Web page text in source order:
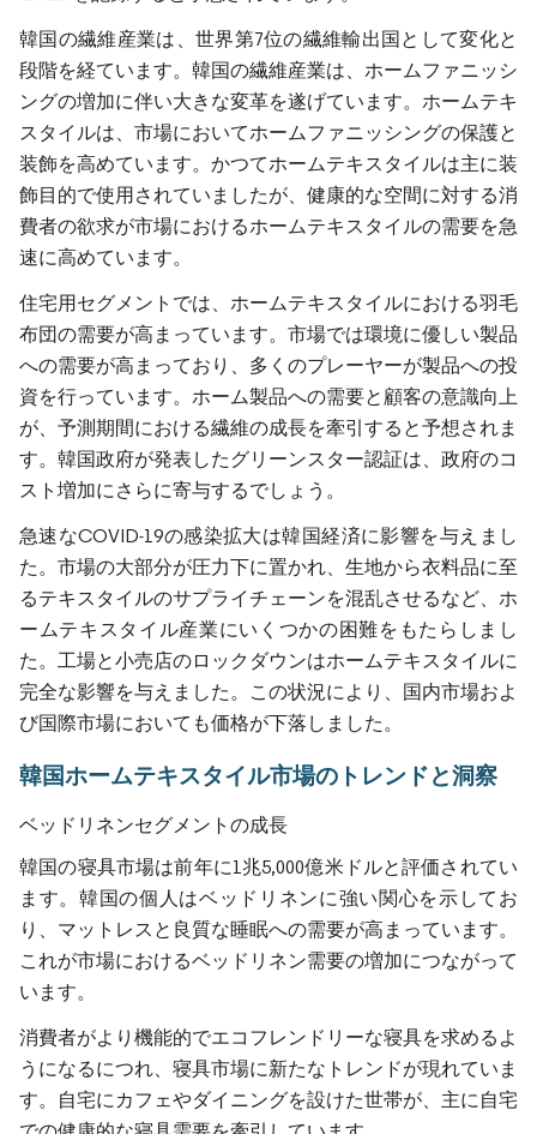
韓国の繊維産業は、世界第7位の繊維輸出国として変化と
段階を経ています。韓国の繊維産業は、ホームファニッシ
ングの増加に伴い大きな変革を遂げています。ホームテキ
スタイルは、市場においてホームファニッシングの保護と
装飾を高めています。かつてホームテキスタイルは主に装
飾目的で使用されていましたが、健康的な空間に対する消
費者の欲求が市場におけるホームテキスタイルの需要を急
速に高めています。
住宅用セグメントでは、ホームテキスタイルにおける羽毛
布団の需要が高まっています。市場では環境に優しい製品
への需要が高まっており、多くのプレーヤーが製品への投
資を行っています。ホーム製品への需要と顧客の意識向上
が、予測期間における繊維の成長を牽引すると予想されま
す。韓国政府が発表したグリーンスター認証は、政府のコ
スト増加にさらに寄与するでしょう。
急速なCOVID-19の感染拡大は韓国経済に影響を与えまし
た。市場の大部分が圧力下に置かれ、生地から衣料品に至
るテキスタイルのサプライチェーンを混乱させるなど、ホ
ームテキスタイル産業にいくつかの困難をもたらしまし
た。工場と小売店のロックダウンはホームテキスタイルに
完全な影響を与えました。この状況により、国内市場およ
び国際市場においても価格が下落しました。
韓国ホームテキスタイル市場のトレンドと洞察
ベッドリネンセグメントの成長
韓国の寝具市場は前年に1兆5,000億米ドルと評価されてい
ます。韓国の個人はベッドリネンに強い関心を示してお
り、マットレスと良質な睡眠への需要が高まっています。
これが市場におけるベッドリネン需要の増加につながって
います。
消費者がより機能的でエコフレンドリーな寝具を求めるよ
うになるにつれ、寝具市場に新たなトレンドが現れていま
す。自宅にカフェやダイニングを設けた世帯が、主に自宅